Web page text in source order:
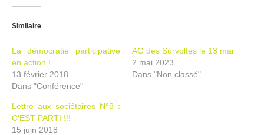
Similaire
La démocratie participative
en action !
13 février 2018
Dans "Conférence"
AG des Survoltés le 13 mai
2 mai 2023
Dans "Non classé"
Lettre aux sociétaires N°8 :
C’EST PARTI !!!
15 juin 2018